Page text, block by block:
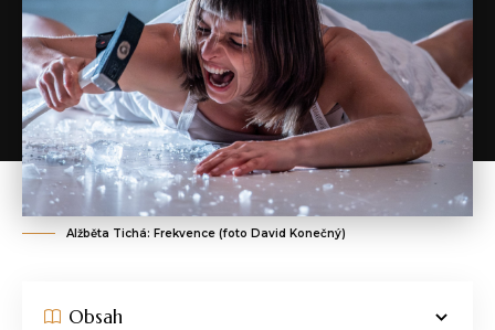
Alžběta Tichá: Frekvence (foto David Konečný)
Obsah